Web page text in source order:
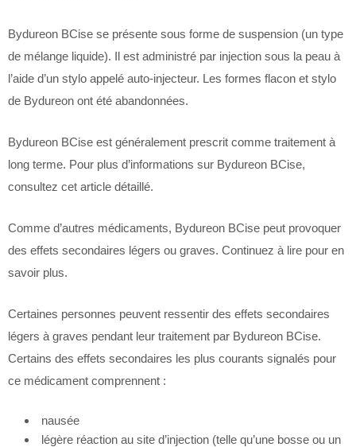
Bydureon BCise se présente sous forme de suspension (un type
de mélange liquide). Il est administré par injection sous la peau à
l’aide d’un stylo appelé auto-injecteur. Les formes flacon et stylo
de Bydureon ont été abandonnées.
Bydureon BCise est généralement prescrit comme traitement à
long terme. Pour plus d’informations sur Bydureon BCise,
consultez cet article détaillé.
Comme d’autres médicaments, Bydureon BCise peut provoquer
des effets secondaires légers ou graves. Continuez à lire pour en
savoir plus.
Certaines personnes peuvent ressentir des effets secondaires
légers à graves pendant leur traitement par Bydureon BCise.
Certains des effets secondaires les plus courants signalés pour
ce médicament comprennent :
nausée
légère réaction au site d’injection (telle qu’une bosse ou un